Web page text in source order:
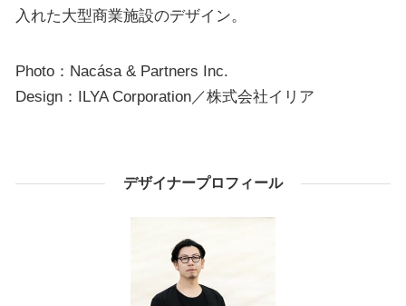
入れた大型商業施設のデザイン。
Photo：Nacása & Partners Inc.
Design：ILYA Corporation／株式会社イリア
デザイナープロフィール